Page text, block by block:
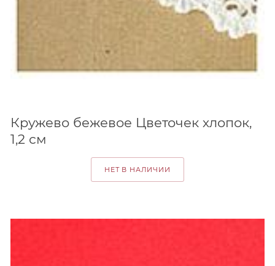
Кружево бежевое Цветочек хлопок,
1,2 см
НЕТ В НАЛИЧИИ